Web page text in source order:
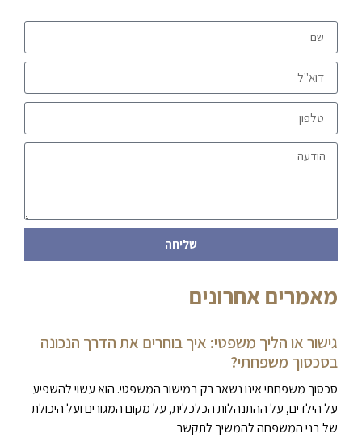
שליחה
מאמרים אחרונים
גישור או הליך משפטי: איך בוחרים את הדרך הנכונה
בסכסוך משפחתי?
סכסוך משפחתי אינו נשאר רק במישור המשפטי. הוא עשוי להשפיע
על הילדים, על ההתנהלות הכלכלית, על מקום המגורים ועל היכולת
של בני המשפחה להמשיך לתקשר